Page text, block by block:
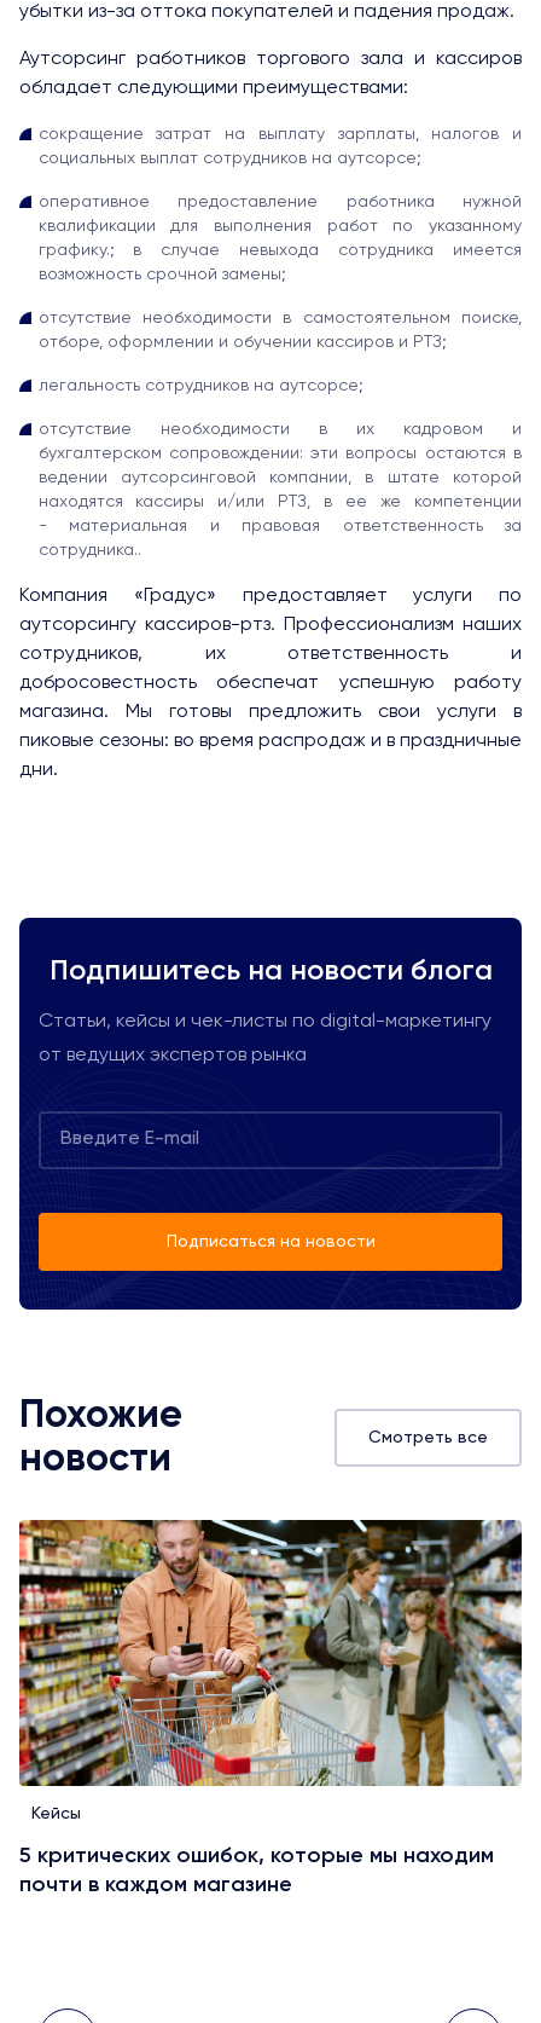
убытки из-за оттока покупателей и падения продаж.
Аутсорсинг работников торгового зала и кассиров
обладает следующими преимуществами:
сокращение затрат на выплату зарплаты, налогов и
социальных выплат сотрудников на аутсорсе;
оперативное предоставление работника нужной
квалификации для выполнения работ по указанному
графику.; в случае невыхода сотрудника имеется
возможность срочной замены;
отсутствие необходимости в самостоятельном поиске,
отборе, оформлении и обучении кассиров и РТЗ;
легальность сотрудников на аутсорсе;
отсутствие необходимости в их кадровом и
бухгалтерском сопровождении: эти вопросы остаются в
ведении аутсорсинговой компании, в штате которой
находятся кассиры и/или РТЗ, в ее же компетенции
- материальная и правовая ответственность за
сотрудника..
Компания «Градус» предоставляет услуги по
аутсорсингу кассиров-ртз. Профессионализм наших
сотрудников, их ответственность и
добросовестность обеспечат успешную работу
магазина. Мы готовы предложить свои услуги в
пиковые сезоны: во время распродаж и в праздничные
дни.
Подпишитесь на новости блога
Статьи, кейсы и чек-листы по digital-маркетингу
от ведущих экспертов рынка
Подписаться на новости
Похожие
новости
Смотреть все
Кейсы
5 критических ошибок, которые мы находим
почти в каждом магазине